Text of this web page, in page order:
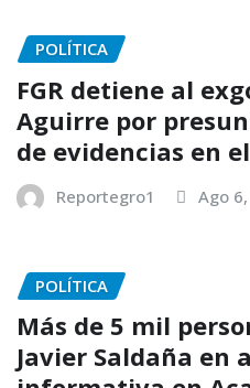
POLÍTICA
FGR detiene al
Aguirre por
de evidencias en
Reportegro1 Ago
POLÍTICA
Más de 5 mil
Javier Saldaña en